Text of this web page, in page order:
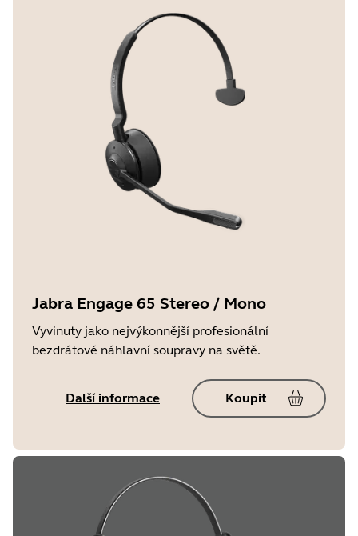
Jabra Engage 65 Stereo / Mono
Vyvinuty jako nejvýkonnější profesionální
bezdrátové náhlavní soupravy na světě.
Další informace Koupit